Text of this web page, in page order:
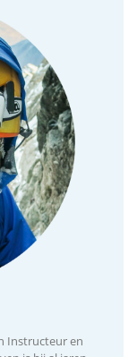
Instructeur en